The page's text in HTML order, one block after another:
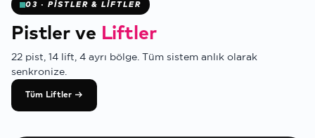
✻03 · PİSTLER & LİFTLER
Pistler ve Liftler
22 pist, 14 lift, 4 ayrı bölge. Tüm sistem anlık olarak
senkronize.
Tüm Liftler →